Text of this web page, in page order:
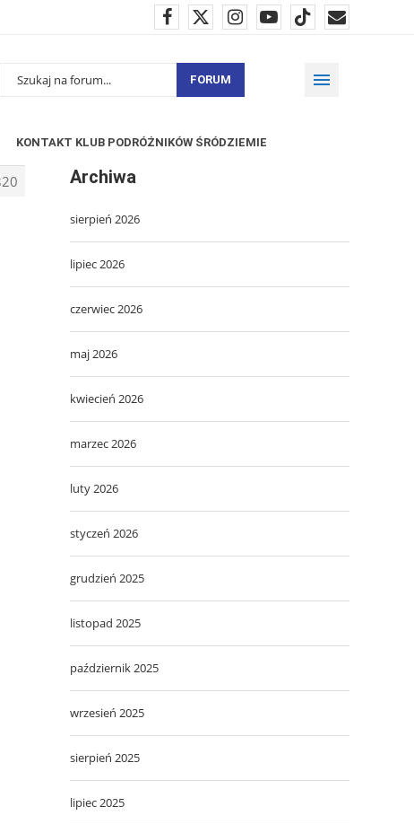
FORUM
KONTAKT KLUB PODRÓŻNIKÓW ŚRÓDZIEMIE
Archiwa
sierpień 2026
lipiec 2026
czerwiec 2026
maj 2026
kwiecień 2026
marzec 2026
luty 2026
styczeń 2026
grudzień 2025
listopad 2025
październik 2025
wrzesień 2025
sierpień 2025
lipiec 2025